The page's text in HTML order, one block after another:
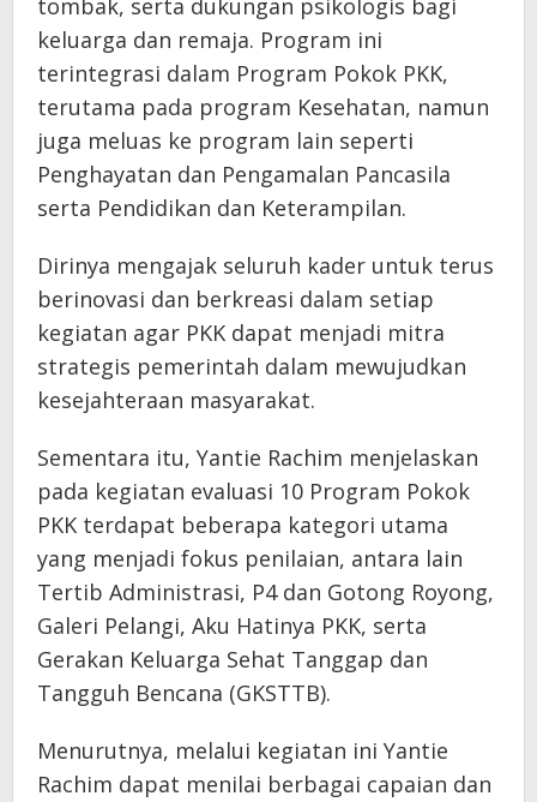
tombak, serta dukungan psikologis bagi
keluarga dan remaja. Program ini
terintegrasi dalam Program Pokok PKK,
terutama pada program Kesehatan, namun
juga meluas ke program lain seperti
Penghayatan dan Pengamalan Pancasila
serta Pendidikan dan Keterampilan.
Dirinya mengajak seluruh kader untuk terus
berinovasi dan berkreasi dalam setiap
kegiatan agar PKK dapat menjadi mitra
strategis pemerintah dalam mewujudkan
kesejahteraan masyarakat.
Sementara itu, Yantie Rachim menjelaskan
pada kegiatan evaluasi 10 Program Pokok
PKK terdapat beberapa kategori utama
yang menjadi fokus penilaian, antara lain
Tertib Administrasi, P4 dan Gotong Royong,
Galeri Pelangi, Aku Hatinya PKK, serta
Gerakan Keluarga Sehat Tanggap dan
Tangguh Bencana (GKSTTB).
Menurutnya, melalui kegiatan ini Yantie
Rachim dapat menilai berbagai capaian dan